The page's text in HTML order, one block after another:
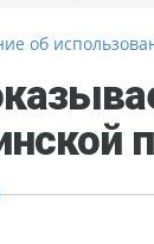
об